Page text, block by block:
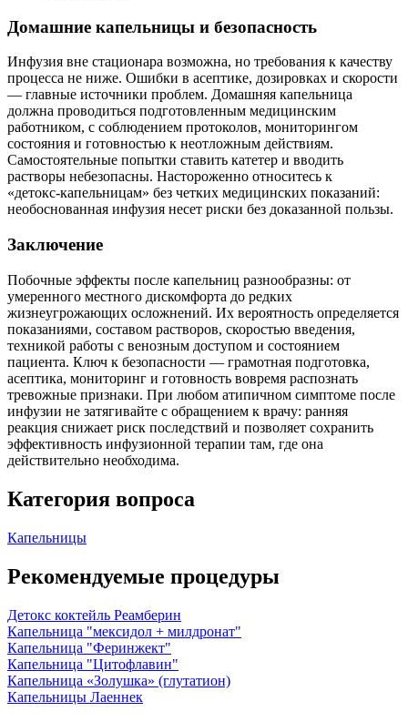
Домашние капельницы и безопасность
Инфузия вне стационара возможна, но требования к качеству
процесса не ниже. Ошибки в асептике, дозировках и скорости
— главные источники проблем. Домашняя капельница
должна проводиться подготовленным медицинским
работником, с соблюдением протоколов, мониторингом
состояния и готовностью к неотложным действиям.
Самостоятельные попытки ставить катетер и вводить
растворы небезопасны. Настороженно относитесь к
«детокс‑капельницам» без четких медицинских показаний:
необоснованная инфузия несет риски без доказанной пользы.
Заключение
Побочные эффекты после капельниц разнообразны: от
умеренного местного дискомфорта до редких
жизнеугрожающих осложнений. Их вероятность определяется
показаниями, составом растворов, скоростью введения,
техникой работы с венозным доступом и состоянием
пациента. Ключ к безопасности — грамотная подготовка,
асептика, мониторинг и готовность вовремя распознать
тревожные признаки. При любом атипичном симптоме после
инфузии не затягивайте с обращением к врачу: ранняя
реакция снижает риск последствий и позволяет сохранить
эффективность инфузионной терапии там, где она
действительно необходима.
Категория вопроса
Капельницы
Рекомендуемые процедуры
Детокс коктейль Реамберин
Капельница "мексидол + милдронат"
Капельница "Феринжект"
Капельница "Цитофлавин"
Капельница «Золушка» (глутатион)
Капельницы Лаеннек